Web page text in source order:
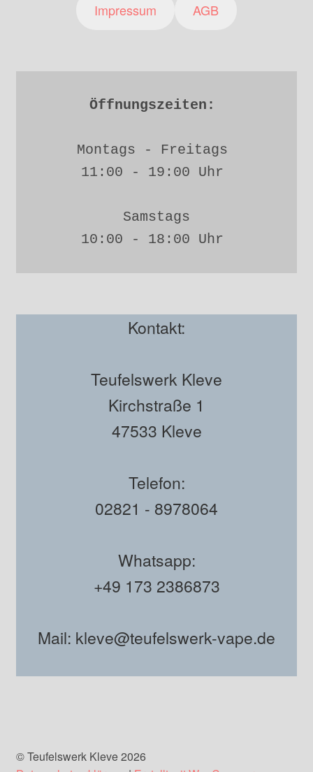
Impressum AGB
Öffnungszeiten:
Montags - Freitags
11:00 - 19:00 Uhr
Samstags
10:00 - 18:00 Uhr
Kontakt:
Teufelswerk Kleve
Kirchstraße 1
47533 Kleve
Telefon:
02821 - 8978064
Whatsapp:
+49 173 2386873
Mail: kleve@teufelswerk-vape.de
© Teufelswerk Kleve 2026